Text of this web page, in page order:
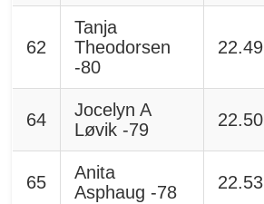
62
Tanja
Theodorsen
-80
22.49
64
Jocelyn A
Løvik -79
22.50
65
Anita
Asphaug -78
22.53